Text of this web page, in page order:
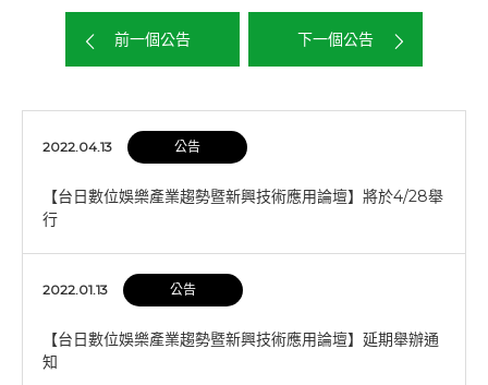
前一個公告 下一個公告
2022.04.13 公告
【台日數位娛樂產業趨勢暨新興技術應用論壇】將於4/28舉
行
2022.01.13 公告
【台日數位娛樂產業趨勢暨新興技術應用論壇】延期舉辦通
知